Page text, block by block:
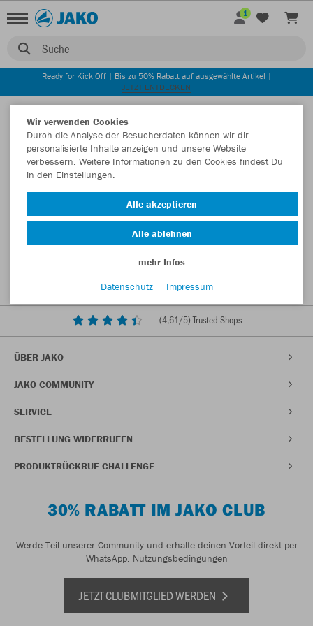
Suche
1
Ready for Kick Off | Bis zu 50% Rabatt auf ausgewählte Artikel |
JETZT ENTDECKEN
(4,61/5) Trusted Shops
ÜBER JAKO
JAKO COMMUNITY
SERVICE
BESTELLUNG WIDERRUFEN
PRODUKTRÜCKRUF CHALLENGE
30% RABATT IM JAKO CLUB
Werde Teil unserer Community und erhalte deinen Vorteil direkt per
WhatsApp. Nutzungsbedingungen
JETZT CLUBMITGLIED WERDEN
Wir verwenden Cookies
Durch die Analyse der Besucherdaten können wir dir
personalisierte Inhalte anzeigen und unsere Website
verbessern. Weitere Informationen zu den Cookies findest Du
in den Einstellungen.
Alle akzeptieren
Alle ablehnen
mehr Infos
Datenschutz
Impressum